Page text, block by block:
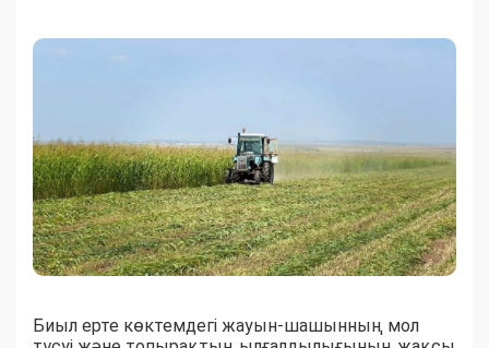
Биыл ерте көктемдегі жауын-шашынның мол